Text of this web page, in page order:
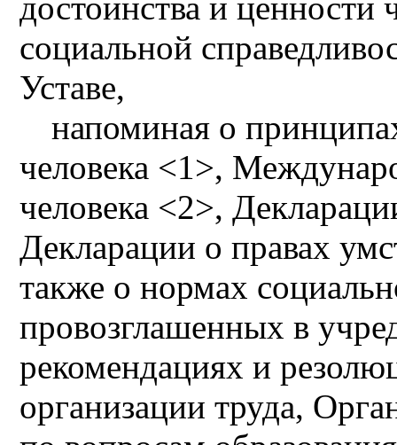
социальной
Уставе,
напоминая о
человека <1>,
человека <2>,
Декларации о правах
также о нормах
провозглашенных в
рекомендациях и
организации труда,